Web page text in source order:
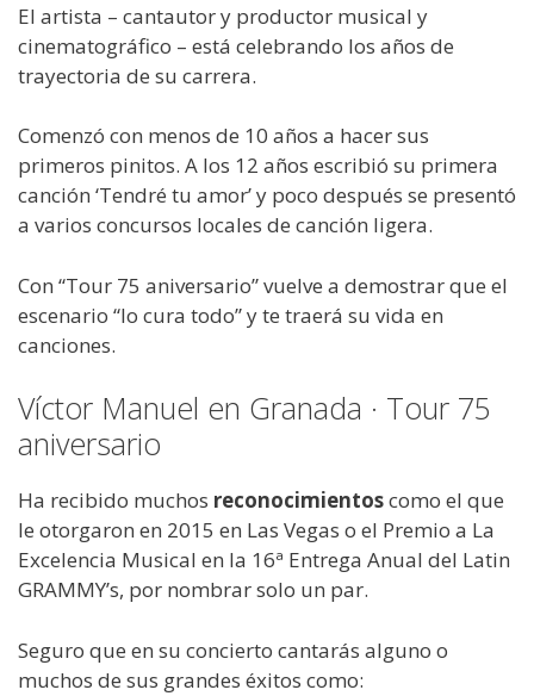
El artista – cantautor y productor musical y
cinematográfico – está celebrando los ‪años de
trayectoria de su carrera.
Comenzó con menos de 10 años a hacer sus
primeros pinitos. A los 12 años escribió su primera
canción ‘Tendré tu amor’ y poco después se presentó
a varios concursos locales de canción ligera.
Con “Tour 75 aniversario” vuelve a demostrar que el
escenario “lo cura todo” y te traerá su vida en
canciones.
Víctor Manuel en Granada · Tour 75
aniversario
Ha recibido muchos reconocimientoscomo el que
le otorgaron en 2015 en Las Vegas o el Premio a La
Excelencia Musical en la 16ª Entrega Anual del Latin
GRAMMY’s, por nombrar solo un par.
Seguro que en su concierto cantarás alguno o
muchos de sus grandes éxitos como: